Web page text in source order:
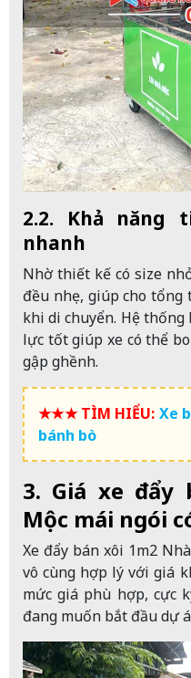
2.2. Khả năng
nhanh
Nhờ thiết kế có size
đều nhẹ, giúp cho tổng
khi di chuyển. Hệ thống
lực tốt giúp xe có thể
gập ghềnh.
★★★ TÌM HIỂU: Xe
bánh bò
3. Giá xe đẩy
Mộc mái ngói
Xe đẩy bán xôi 1m2
vô cùng hợp lý với giá
mức giá phù hợp, cực
đang muốn bắt đầu dự